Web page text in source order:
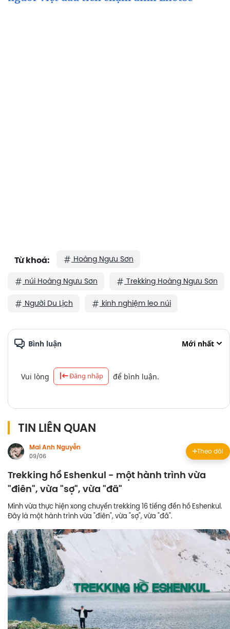
Từ khoá: Hoàng Ngưu Sơn
núi Hoàng Ngưu Sơn Trekking Hoàng Ngưu Sơn
Người Du Lịch kinh nghiệm leo núi
Bình luận Mới nhất
Vui lòng Đăng nhập để bình luận.
TIN LIÊN QUAN
Mai Anh Nguyễn
09/06
Theo dõi
Trekking hồ Eshenkul - một hành trình vừa
"điên", vừa "sợ", vừa "đã"
Mình vừa thực hiện xong chuyến trekking 16 tiếng đến hồ Eshenkul.
Đây là một hành trình vừa "điên", vừa "sợ", vừa "đã".